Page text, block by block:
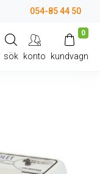
054-85 44 50
sök konto
0
kundvagn